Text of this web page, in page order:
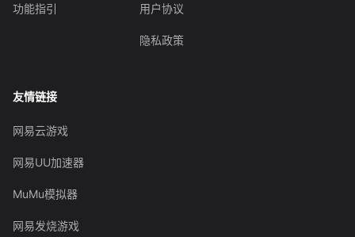
功能指引 用户协议
隐私政策
友情链接
网易云游戏
网易UU加速器
MuMu模拟器
网易发烧游戏